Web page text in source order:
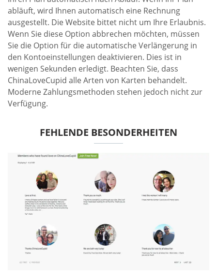
abläuft, wird Ihnen automatisch eine Rechnung
ausgestellt. Die Website bittet nicht um Ihre Erlaubnis.
Wenn Sie diese Option abbrechen möchten, müssen
Sie die Option für die automatische Verlängerung in
den Kontoeinstellungen deaktivieren. Dies ist in
wenigen Sekunden erledigt. Beachten Sie, dass
ChinaLoveCupid alle Arten von Karten behandelt.
Moderne Zahlungsmethoden stehen jedoch nicht zur
Verfügung.
FEHLENDE BESONDERHEITEN